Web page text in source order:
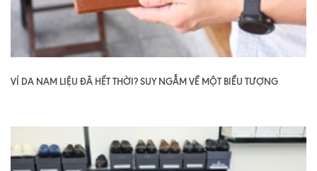
VÍ DA NAM LIỆU ĐÃ HẾT THỜI? SUY NGẪM VỀ MỘT BIỂU TƯỢNG